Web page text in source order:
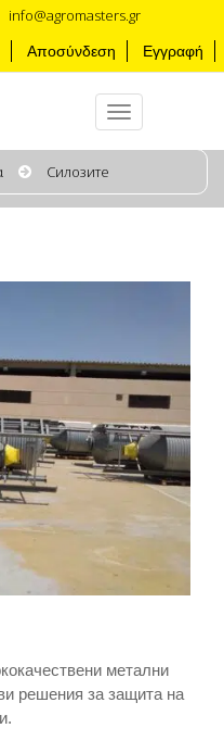
info@agromasters.gr
Αποσύνδεση Εγγραφή
Силозите
метални
решения за защита на